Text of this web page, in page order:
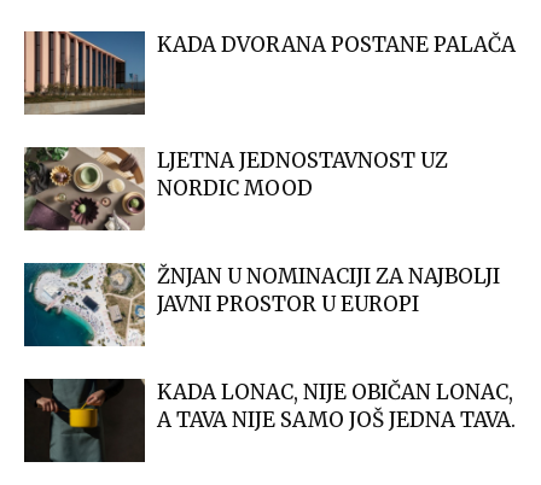
KADA DVORANA POSTANE PALAČA
LJETNA JEDNOSTAVNOST UZ
NORDIC MOOD
ŽNJAN U NOMINACIJI ZA NAJBOLJI
JAVNI PROSTOR U EUROPI
KADA LONAC, NIJE OBIČAN LONAC,
A TAVA NIJE SAMO JOŠ JEDNA TAVA.